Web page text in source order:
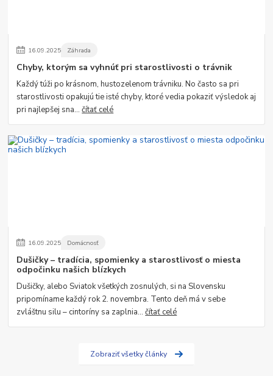
16.09.2025 Záhrada
Chyby, ktorým sa vyhnúť pri starostlivosti o trávnik
Každý túži po krásnom, hustozelenom trávniku. No často sa pri
starostlivosti opakujú tie isté chyby, ktoré vedia pokaziť výsledok aj
pri najlepšej sna...čítať celé
16.09.2025 Domácnosť
Dušičky – tradícia, spomienky a starostlivosť o miesta
odpočinku našich blízkych
Dušičky, alebo Sviatok všetkých zosnulých, si na Slovensku
pripomíname každý rok 2. novembra. Tento deň má v sebe
zvláštnu silu – cintoríny sa zaplnia...čítať celé
Zobraziť všetky články